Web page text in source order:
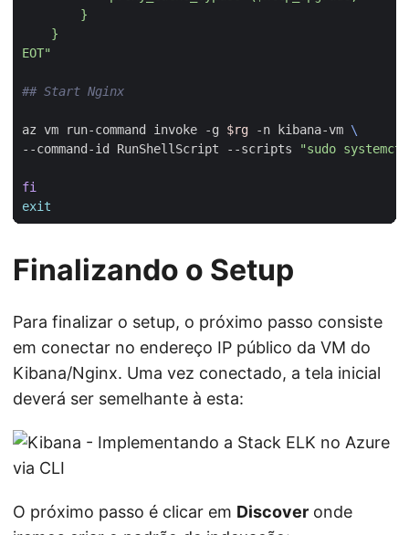
EOT"
## Start Nginx
az vm run-command invoke -g $rg -n kibana-vm
--command-id RunShellScript --scripts
"sudo
fi
exit
Finalizando o Setup
Para finalizar o setup, o próximo passo consiste
em conectar no endereço IP público da VM do
Kibana/Nginx. Uma vez conectado, a tela inicial
deverá ser semelhante à esta:
O próximo passo é clicar em Discover onde